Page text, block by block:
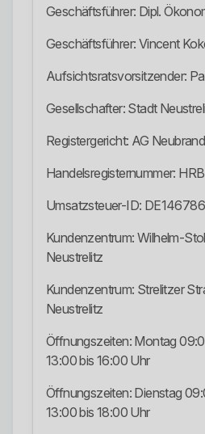
Geschäftsführer: Dipl.
Geschäftsführer: Vincent
Aufsichtsratsvorsitzender:
Gesellschafter: Stadt
Registergericht: AG
Handelsregisternummer:
Umsatzsteuer-ID:
Kundenzentrum: Wilhelm-
Neustrelitz
Kundenzentrum: Strelitzer
Neustrelitz
Öffnungszeiten: Montag
13:00 bis 16:00 Uhr
Öffnungszeiten: Dienstag
13:00 bis 18:00 Uhr